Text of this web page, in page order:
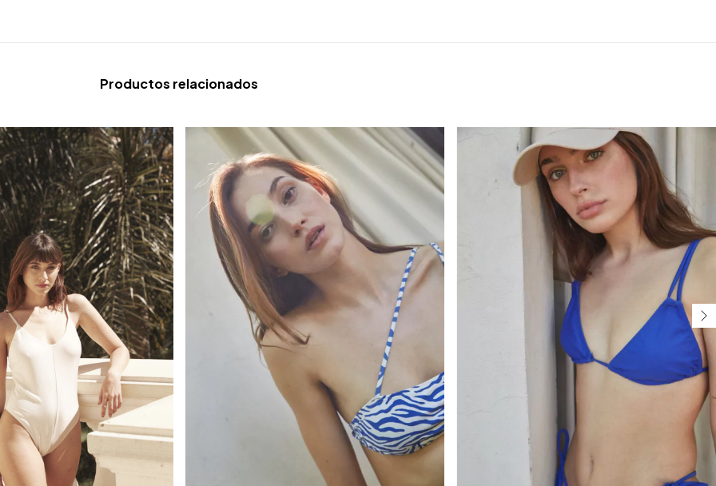
Productos relacionados